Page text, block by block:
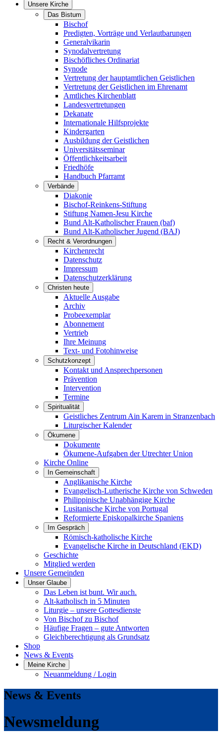
Unsere Kirche
Das Bistum
Bischof
Predigten, Vorträge und Verlautbarungen
Generalvikarin
Synodalvertretung
Bischöfliches Ordinariat
Synode
Vertretung der hauptamtlichen Geistlichen
Vertretung der Geistlichen im Ehrenamt
Amtliches Kirchenblatt
Landesvertretungen
Dekanate
Internationale Hilfsprojekte
Kindergarten
Ausbildung der Geistlichen
Universitätsseminar
Öffentlichkeitsarbeit
Friedhöfe
Handbuch Pfarramt
Verbände
Diakonie
Bischof-Reinkens-Stiftung
Stiftung Namen-Jesu Kirche
Bund Alt-Katholischer Frauen (baf)
Bund Alt-Katholischer Jugend (BAJ)
Recht & Verordnungen
Kirchenrecht
Datenschutz
Impressum
Datenschutzerklärung
Christen heute
Aktuelle Ausgabe
Archiv
Probeexemplar
Abonnement
Vertrieb
Ihre Meinung
Text- und Fotohinweise
Schutzkonzept
Kontakt und Ansprechpersonen
Prävention
Intervention
Termine
Spiritualität
Geistliches Zentrum Ain Karem in Stranzenbach
Liturgischer Kalender
Ökumene
Dokumente
Ökumene-Aufgaben der Utrechter Union
Kirche Online
In Gemeinschaft
Anglikanische Kirche
Evangelisch-Lutherische Kirche von Schweden
Philippinische Unabhängige Kirche
Lusitanische Kirche von Portugal
Reformierte Episkopalkirche Spaniens
Im Gespräch
Römisch-katholische Kirche
Evangelische Kirche in Deutschland (EKD)
Geschichte
Mitglied werden
Unsere Gemeinden
Unser Glaube
Das Leben ist bunt. Wir auch.
Alt-katholisch in 5 Minuten
Liturgie – unsere Gottesdienste
Von Bischof zu Bischof
Häufige Fragen – gute Antworten
Gleichberechtigung als Grundsatz
Shop
News & Events
Meine Kirche
Neuanmeldung / Login
News & Events
Newsmeldung